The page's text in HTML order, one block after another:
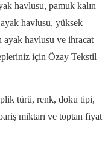
havlusu, pamuk kalın
havlusu, yüksek
ayak havlusu ve ihracat
için Özay Tekstil
türü, renk, doku tipi,
miktarı ve toptan fiyat